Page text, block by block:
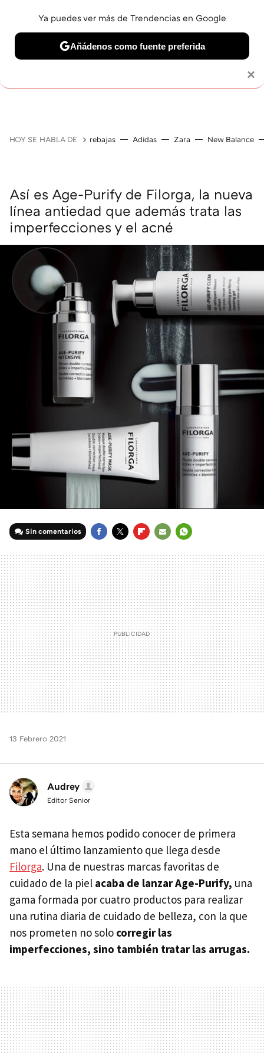
HOY SE HABLA DE rebajas Adidas Zara New Balance
Así es Age-Purify de Filorga, la nueva
línea antiedad que además trata las
imperfecciones y el acné
Sin comentarios
MAIL
13 Febrero 2021
Audrey
Editor Senior
Esta semana hemos podido conocer de primera
mano el último lanzamiento que llega desde
Filorga. Una de nuestras marcas favoritas de
cuidado de la piel acaba de lanzar Age-Purify, una
gama formada por cuatro productos para realizar
una rutina diaria de cuidado de belleza, con la que
nos prometen no solo corregir las
imperfecciones, sino también tratar las arrugas.
×
Ya puedes ver más de Trendencias en Google
Añádenos como fuente preferida